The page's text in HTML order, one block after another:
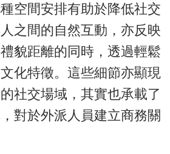
空間安排有助於降低社交
之間的自然互動，亦反映
貌距離的同時，透過輕鬆
化特徵。這些細節亦顯現
社交場域，其實也承載了
對於外派人員建立商務關